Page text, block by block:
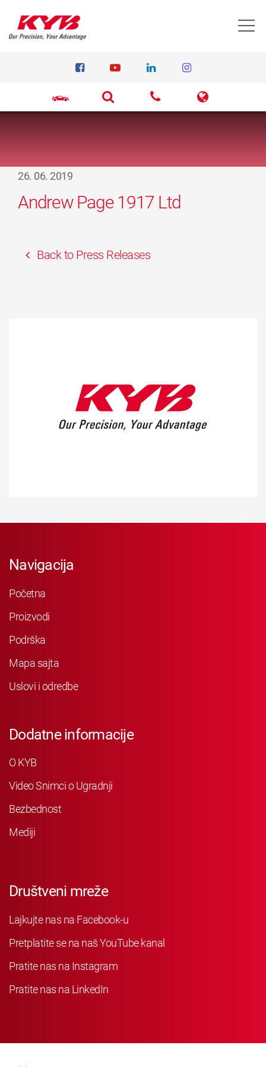
26. 06. 2019
Andrew Page 1917 Ltd
Back to Press Releases
Navigacija
Početna
Proizvodi
Podrška
Mapa sajta
Uslovi i odredbe
Dodatne informacije
O KYB
Video Snimci o Ugradnji
Bezbednost
Mediji
Društveni mreže
Lajkujte nas na Facebook-u
Pretplatite se na naš YouTube kanal
Pratite nas na Instagram
Pratite nas na LinkedIn